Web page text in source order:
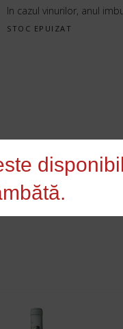
In cazul vinurilor, anul
STOC EPUIZAT
disponibil